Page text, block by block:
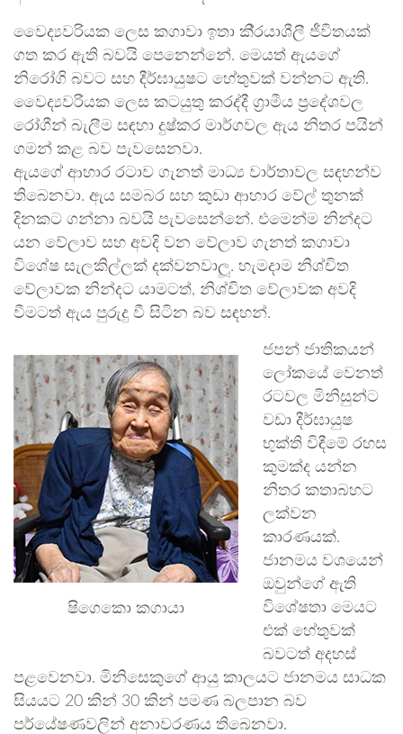
වෛද්‍යවරියක ලෙස කගාවා ඉතා කි‍්‍රයාශීලී ජීවිතයක්
ගත කර ඇති බවයි පෙනෙන්නේ. මෙයත් ඇයගේ
නිරෝගි බවට සහ දීර්ඝායුෂට හේතුවක් වන්නට ඇති.
වෛද්‍යවරියක ලෙස කටයුතු කරද්දී ග‍්‍රාමීය ප‍්‍රදේශවල
රෝගීන් බැලීම සඳහා දුෂ්කර මාර්ගවල ඇය නිතර පයින්
ගමන් කළ බව පැවසෙනවා.
ඇයගේ ආහාර රටාව ගැනත් මාධ්‍ය වාර්තාවල සඳහන්ව
තිබෙනවා. ඇය සමබර සහ කුඩා ආහාර වේල් තුනක්
දිනකට ගන්නා බවයි පැවසෙන්නේ. එමෙන්ම නින්දට
යන වේලාව සහ අවදි වන වේලාව ගැනත් කගාවා
විශේෂ සැලකිල්ලක් දක්වනවාලූ. හැමදාම නිශ්චිත
වේලාවක නින්දට යාමටත්, නිශ්චිත වේලාවක අවදි
වීමටත් ඇය පුරුදු වී සිටින බව සඳහන්.
ෂිගෙකො කගායා
ජපන් ජාතිකයන්
ලෝකයේ වෙනත්
රටවල මිනිසුන්ට
වඩා දීර්ඝායුෂ
භුක්ති විඳීමේ රහස
කුමක්ද යන්න
නිතර කතාබහට
ලක්වන
කාරණයක්.
ජානමය වශයෙන්
ඔවුන්ගේ ඇති
විශේෂතා මෙයට
එක් හේතුවක්
බවටත් අදහස්
පළවෙනවා. මිනිසෙකුගේ ආයු කාලයට ජානමය සාධක
සියයට 20 කින් 30 කින් පමණ බලපාන බව
පර්යේෂණවලින් අනාවරණය තිබෙනවා.